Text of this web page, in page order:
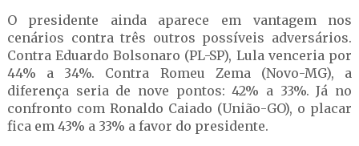
O presidente ainda aparece em vantagem nos
cenários contra três outros possíveis adversários.
Contra Eduardo Bolsonaro (PL-SP), Lula venceria por
44% a 34%. Contra Romeu Zema (Novo-MG), a
diferença seria de nove pontos: 42% a 33%. Já no
confronto com Ronaldo Caiado (União-GO), o placar
fica em 43% a 33% a favor do presidente.